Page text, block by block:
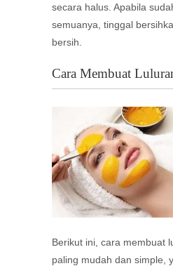
secara halus. Apabila
semuanya, tinggal
bersih.
Cara Membuat
Berikut ini, cara membuat
paling mudah dan simple,